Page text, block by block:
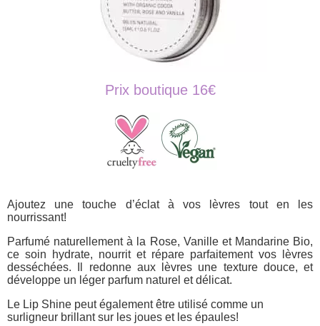
Prix boutique 16€
Ajoutez une touche d’éclat à vos lèvres tout en les
nourrissant!
Parfumé naturellement à la Rose, Vanille et Mandarine Bio,
ce soin hydrate, nourrit et répare parfaitement vos lèvres
desséchées. Il redonne aux lèvres une texture douce, et
développe un léger parfum naturel et délicat.
Le Lip Shine peut également être utilisé comme un
surligneur brillant sur les joues et les épaules!